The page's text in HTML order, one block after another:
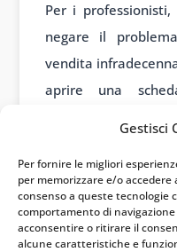
Gestisci
Per fornire le migliori
per memorizzare e/o
consenso a queste tecnologie
comportamento di
acconsentire o ritirare il
alcune caratteristiche e
Per i
negare il
vendita
aprire una
chiusura, infine si
quantificazione
Quando i lavori